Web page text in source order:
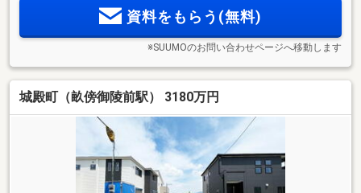
資料をもらう(無料)
※SUUMOのお問い合わせページへ移動します
城殿町（畝傍御陵前駅） 3180万円